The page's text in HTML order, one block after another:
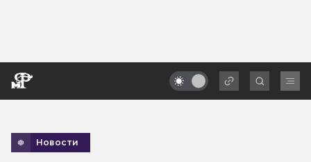
Новости